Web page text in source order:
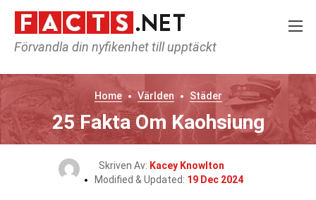
Förvandla din nyfikenhet till upptäckt
Home Världen Städer
25 Fakta Om Kaohsiung
Skriven Av: Kacey Knowlton
Modified & Updated: 19 Dec 2024